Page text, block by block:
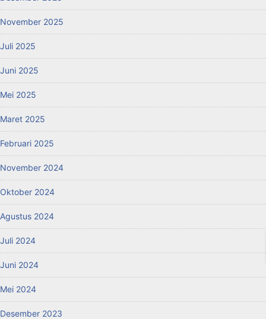
November 2025
Juli 2025
Juni 2025
Mei 2025
Maret 2025
Februari 2025
November 2024
Oktober 2024
Agustus 2024
Juli 2024
Juni 2024
Mei 2024
Desember 2023